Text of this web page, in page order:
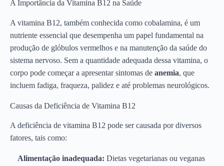
A Importância da Vitamina B12 na Saúde
A vitamina B12, também conhecida como cobalamina, é um
nutriente essencial que desempenha um papel fundamental na
produção de glóbulos vermelhos e na manutenção da saúde do
sistema nervoso. Sem a quantidade adequada dessa vitamina, o
corpo pode começar a apresentar sintomas de anemia, que
incluem fadiga, fraqueza, palidez e até problemas neurológicos.
Causas da Deficiência de Vitamina B12
A deficiência de vitamina B12 pode ser causada por diversos
fatores, tais como:
Alimentação inadequada: Dietas vegetarianas ou veganas